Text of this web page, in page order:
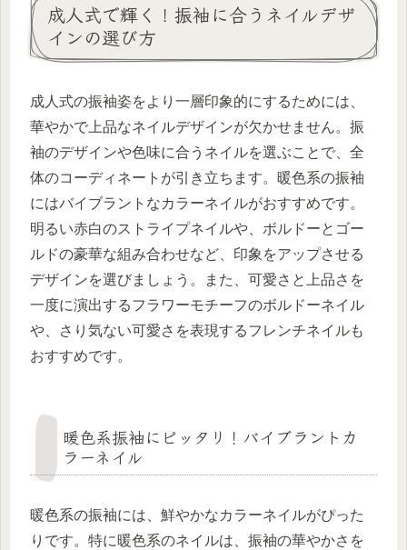
成人式で輝く！振袖に合うネイルデザ
インの選び方
成人式の振袖姿をより一層印象的にするためには、
華やかで上品なネイルデザインが欠かせません。振
袖のデザインや色味に合うネイルを選ぶことで、全
体のコーディネートが引き立ちます。暖色系の振袖
にはバイブラントなカラーネイルがおすすめです。
明るい赤白のストライプネイルや、ボルドーとゴー
ルドの豪華な組み合わせなど、印象をアップさせる
デザインを選びましょう。また、可愛さと上品さを
一度に演出するフラワーモチーフのボルドーネイル
や、さり気ない可愛さを表現するフレンチネイルも
おすすめです。
暖色系振袖にピッタリ！バイブラントカ
ラーネイル
暖色系の振袖には、鮮やかなカラーネイルがぴった
りです。特に暖色系のネイルは、振袖の華やかさを